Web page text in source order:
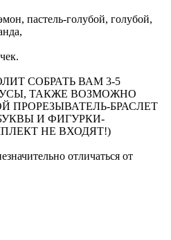
пастель-голубой, голубой,
СОБРАТЬ ВАМ 3-5
ТАКЖЕ ВОЗМОЖНО
ПРОРЕЗЫВАТЕЛЬ-БРАСЛЕТ
И ФИГУРКИ-
НЕ ВХОДЯТ!)
отличаться от